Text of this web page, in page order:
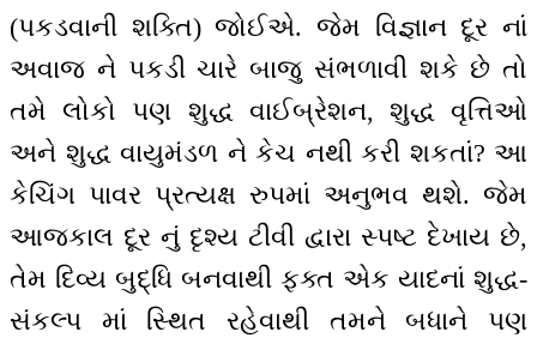
(પકડવાની શક્તિ) જોઈએ. જેમ વિજ્ઞાન દૂર નાં
અવાજ ને પકડી ચારે બાજુ સંભળાવી શકે છે તો
તમે લોકો પણ શુદ્ધ વાઈબ્રેશન, શુદ્ધ વૃત્તિઓ
અને શુદ્ધ વાયુમંડળ ને કેચ નથી કરી શકતાં? આ
કેચિંગ પાવર પ્રત્યક્ષ રુપમાં અનુભવ થશે. જેમ
આજકાલ દૂર નું દૃશ્ય ટીવી દ્વારા સ્પષ્ટ દેખાય છે,
તેમ દિવ્ય બુદ્ધિ બનવાથી ફક્ત એક યાદનાં શુદ્ધ-
સંકલ્પ માં સ્થિત રહેવાથી તમને બધાને પણ